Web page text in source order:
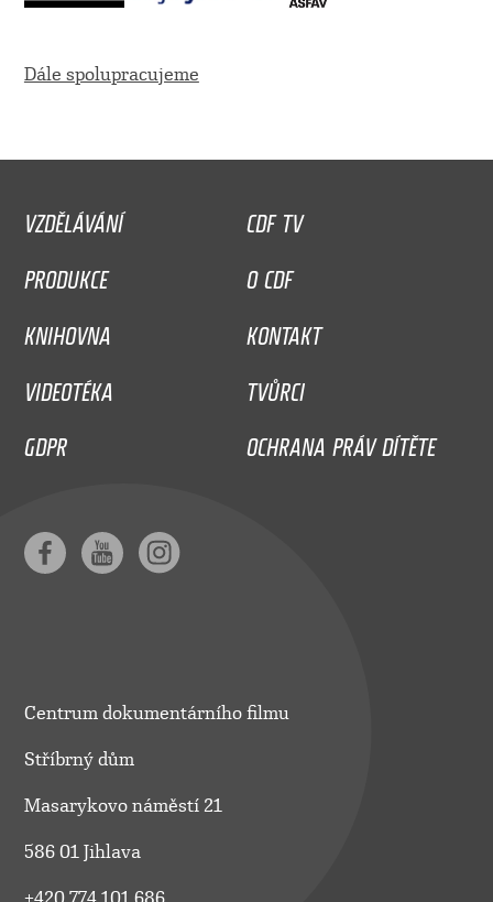
Dále spolupracujeme
VZDĚLÁVÁNÍ
CDF TV
PRODUKCE
O CDF
KNIHOVNA
KONTAKT
VIDEOTÉKA
TVŮRCI
GDPR
OCHRANA PRÁV DÍTĚTE
Centrum dokumentárního filmu
Stříbrný dům
Masarykovo náměstí 21
586 01 Jihlava